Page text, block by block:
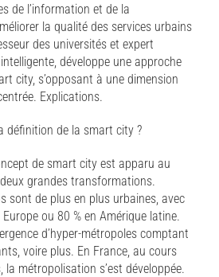
de l’information et de la
la qualité des services urbains
des universités et expert
développe une approche
city, s’opposant à une dimension
Explications.
définition de la smart city ?
de smart city est apparu au
grandes transformations.
sont de plus en plus urbaines, avec
ou 80 % en Amérique latine.
d’hyper-métropoles comptant
voire plus. En France, au cours
la métropolisation s’est développée.